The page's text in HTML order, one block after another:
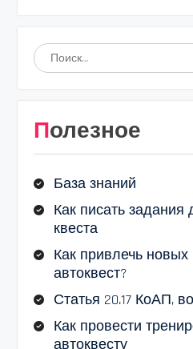
Найти:
Полезное
База знаний
Как писать задания
квеста
Как привлечь новых
автоквест?
Статья 20.17 КоАП,
Как провести
автоквесту